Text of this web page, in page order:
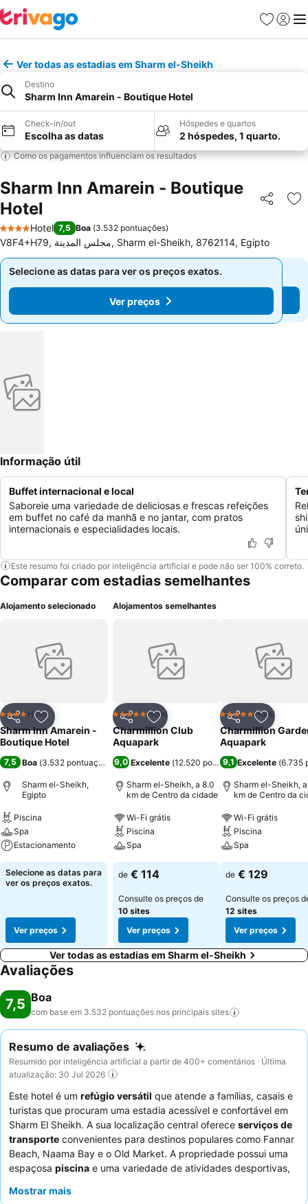
Favoritos
Iniciar
Ver todas as estadias em Sharm el-Sheikh
Destino
Sharm Inn Amarein - Boutique Hotel
Check-in/out
Escolha as datas
Hóspedes e quartos
2 hóspedes, 1 quarto.
Como os pagamentos influenciam os resultados
Sharm Inn Amarein - Boutique
Hotel
Partilhar
4 Estrelas
Hotel 7,5 Boa (3.532 pontuações)
V8F4+H79, مجلس المدينة, Sharm el-Sheikh, 8762114, Egipto
Selecione as datas para ver os preços exatos.
Ver preços
Selecione as datas para ver os preços exatos.
Ver preços
Informação útil
Buffet internacional e local
Saboreie uma variedade de deliciosas e frescas refeições
em buffet no café da manhã e no jantar, com pratos
internacionais e especialidades locais.
Este resumo foi criado por inteligência artificial e pode não ser 100% correto.
Comparar com estadias semelhantes
Alojamento selecionado
PartilharAdicionar aos favoritos
4 EstrelasHotel
Sharm Inn Amarein -
Boutique Hotel
7,5 Boa (3.532 pontuações )
Sharm el-Sheikh,
Egipto
Piscina
Spa
Estacionamento
Selecione as datas para
ver os preços exatos.
Ver preços
Alojamentos semelhantes
PartilharAdicionar aos favoritos
5 EstrelasHotel
Charmillion Club
Aquapark
9,0 Excelente (12.520 pontuações)
Sharm el-Sheikh, a 8.0
km de Centro da cidade
Wi-Fi grátis
Piscina
Spa
de € 114
Consulte os preços de
10 sites
Ver preços
Partilhar
5 EstrelasHotel
Charmillion
Aquapark
9,1 Excelente (6.735
Sharm el-Sheikh, a
km de Centro da
Wi-Fi grátis
Piscina
Spa
de € 129
Consulte os preços
12 sites
Ver preços
Ver todas as estadias em Sharm el-Sheikh
Avaliações
7,5 Boa
com base em 3.532 pontuações nos principais sites
Resumo de avaliações
Resumido por inteligência artificial a partir de 400+ comentários · Última
atualização: 30 Jul 2026
Este hotel é um refúgio versátil que atende a famílias, casais e
turistas que procuram uma estadia acessível e confortável em
Sharm El Sheikh. A sua localização central oferece serviços de
transporte convenientes para destinos populares como Fannar
Beach, Naama Bay e o Old Market. A propriedade possui uma
espaçosa piscina e uma variedade de atividades desportivas,
elogiam consistentemente os
Mostrar mais